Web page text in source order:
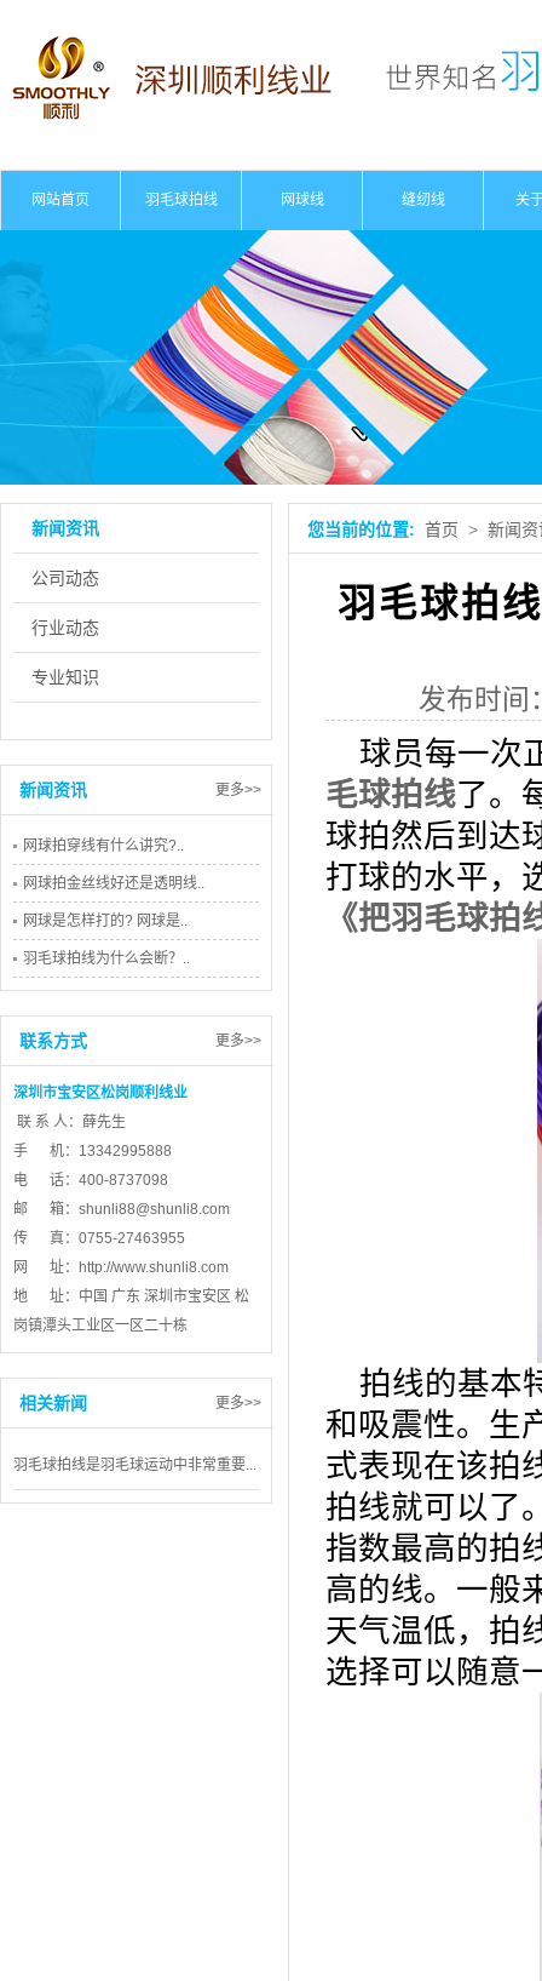
网站首页 羽毛球拍线 网球线 缝纫线 关
新闻资讯
公司动态
行业动态
专业知识
新闻资讯 更多>>
网球拍穿线有什么讲究?..
网球拍金丝线好还是透明线..
网球是怎样打的? 网球是..
羽毛球拍线为什么会断？..
联系方式 更多>>
深圳市宝安区松岗顺利线业
联 系 人：薛先生
手 机：13342995888
电 话：400-8737098
邮 箱： shunli88@shunli8.com
传 真：0755-27463955
网 址：
http://www.shunli8.com
地 址：中国 广东 深圳市宝安区 松
岗镇潭头工业区一区二十栋
相关新闻 更多>>
羽毛球拍线是羽毛球运动中非常重要...
您当前的位置: 首页 > 新闻资
羽毛球拍
发布时
球员每一次
毛球拍线了。
球拍然后到达
打球的水平，
《把羽毛球拍
拍线的基本
和吸震性。生
式表现在该拍
拍线就可以了
指数最高的拍
高的线。一般
天气温低，拍
选择可以随意